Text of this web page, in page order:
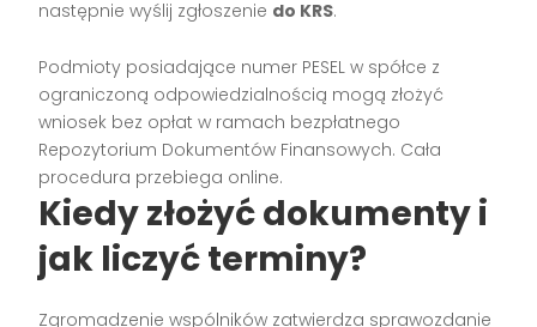
następnie wyślij zgłoszenie do KRS.
Podmioty posiadające numer PESEL w spółce z
ograniczoną odpowiedzialnością mogą złożyć
wniosek bez opłat w ramach bezpłatnego
Repozytorium Dokumentów Finansowych. Cała
procedura przebiega online.
Kiedy złożyć dokumenty i
jak liczyć terminy?
Zgromadzenie wspólników zatwierdza sprawozdanie